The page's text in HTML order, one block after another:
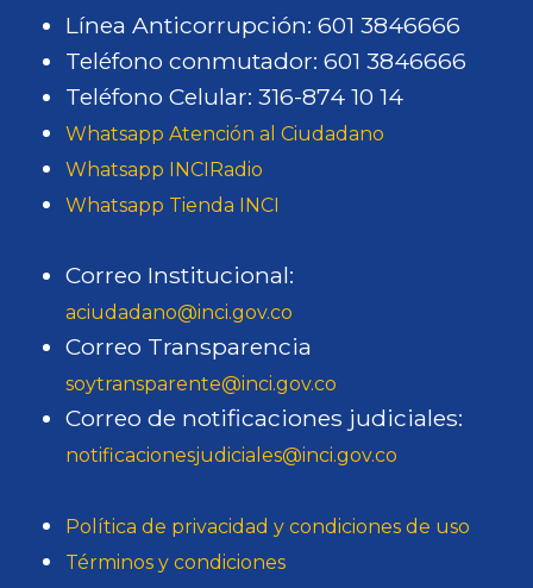
Línea Anticorrupción: 601 3846666
Teléfono conmutador: 601 3846666
Teléfono Celular: 316-874 10 14
Whatsapp Atención al Ciudadano
Whatsapp INCIRadio
Whatsapp Tienda INCI
Correo Institucional:
aciudadano@inci.gov.co
Correo Transparencia
soytransparente@inci.gov.co
Correo de notificaciones judiciales:
notificacionesjudiciales@inci.gov.co
Política de privacidad y condiciones de uso
Términos y condiciones